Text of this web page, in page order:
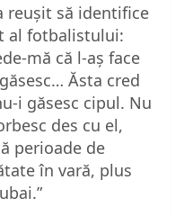
reușit să identifice
al fotbalistului:
mă că l-aș face
Ăsta cred
i găsesc cipul. Nu
des cu el,
perioade de
în vară, plus